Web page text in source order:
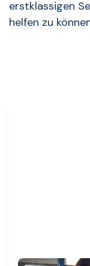
erstklassigen
helfen zu